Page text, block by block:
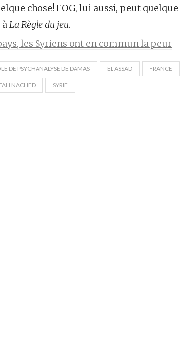
chose! FOG, lui aussi, peut quelque
àLa Règle du jeu.
les Syriens ont en commun la peur
DE PSYCHANALYSE DE DAMAS EL ASSAD FRANCE
NACHED SYRIE